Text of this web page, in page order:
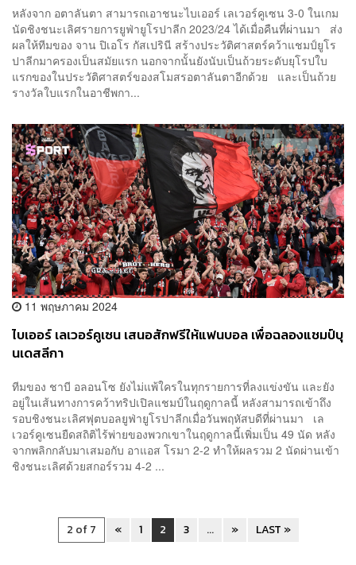
หลังจาก อตาลันตา สามารถเอาชนะไบเออร์ เลเวอร์คูเซน 3-0 ในเกม
นัดชิงชนะเลิศรายการยูฟ่ายูโรปาลีก 2023/24 ได้เมื่อคืนที่ผ่านมา ส่ง
ผลให้ทีมของ จาน ปิเอโร กัสเปรินี สร้างประวัติศาสตร์คว้าแชมป์ยูโร
ปาลีกมาครองเป็นสมัยแรก นอกจากนั้นยังนับเป็นถ้วยระดับยุโรปใบ
แรกของในประวัติศาสตร์ของสโมสรอตาลันตาอีกด้วย และเป็นถ้วย
รางวัลใบแรกในอาชีพกา...
11 พฤษภาคม 2024
ไบเออร์ เลเวอร์คูเซน เสนอสักฟรีให้แฟนบอล เพื่อฉลองแชมป์บุ
นเดสลีกา
ทีมของ ชาบี อลอนโซ ยังไม่แพ้ใครในทุกรายการที่ลงแข่งขัน และยัง
อยู่ในเส้นทางการคว้าทริปเปิลแชมป์ในฤดูกาลนี้ หลังสามารถเข้าถึง
รอบชิงชนะเลิศฟุตบอลยูฟ่ายูโรปาลีกเมื่อวันพฤหัสบดีที่ผ่านมา เล
เวอร์คูเซนยืดสถิติไร้พ่ายของพวกเขาในฤดูกาลนี้เพิ่มเป็น 49 นัด หลัง
จากพลิกกลับมาเสมอกับ อาแอส โรมา 2-2 ทำให้ผลรวม 2 นัดผ่านเข้า
ชิงชนะเลิศด้วยสกอร์รวม 4-2 ...
2 of 7 « 1 2 3 ... » LAST »